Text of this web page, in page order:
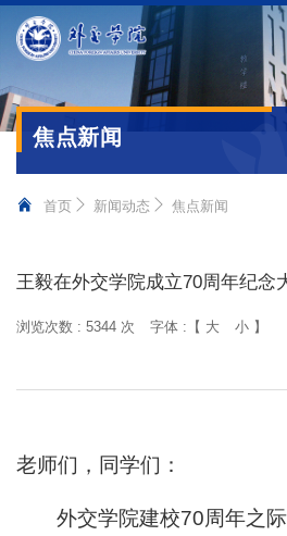
焦点新闻
首页 新闻动态 焦点新闻
王毅在外交学院成立70周年纪念
浏览次数 : 5344 次 字体 :【 大 小 】
老师们，同学们：
外交学院建校70周年之